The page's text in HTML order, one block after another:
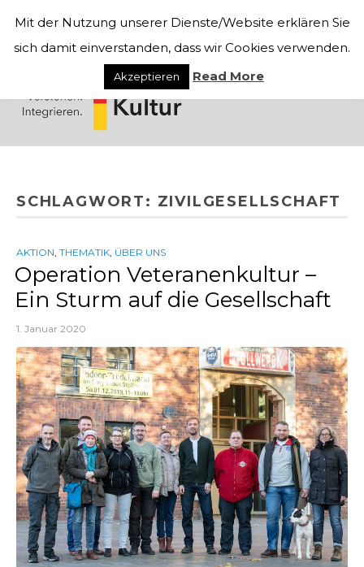
SCHLAGWORT: ZIVILGESELLSCHAFT
AKTION, THEMATIK, ÜBER UNS
Operation Veteranenkultur –
Ein Sturm auf die Gesellschaft
1. Januar 2020
Mit der Nutzung unserer Dienste/Website erklären Sie
sich damit einverstanden, dass wir Cookies verwenden.
Akzeptieren Read More